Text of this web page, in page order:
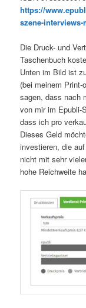
https://
szene-interviews-
Die Druck- und
Taschenbuch
Unten im Bild ist
(bei meinem
sagen, dass nach
von mir im Epubli-
dass ich pro
Dieses Geld
investieren, die
nicht mit sehr
hohe Reichweite